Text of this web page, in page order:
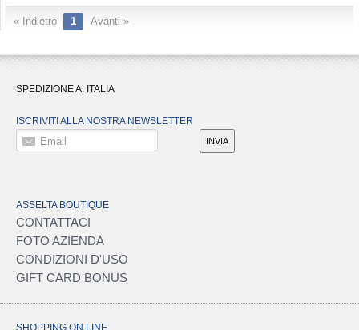
« Indietro 1 Avanti »
SPEDIZIONE A: ITALIA
ISCRIVITI ALLA NOSTRA NEWSLETTER
Email INVIA
ASSELTA BOUTIQUE
CONTATTACI
FOTO AZIENDA
CONDIZIONI D'USO
GIFT CARD BONUS
SHOPPING ON LINE